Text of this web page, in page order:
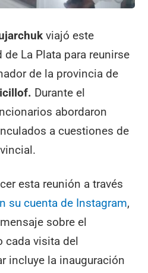
viajó este
La Plata para reunirse
de la provincia de
Durante el
abordaron
a cuestiones de
esta reunión a través
su cuenta de Instagram,
sobre el
cada visita del
incluye la inauguración